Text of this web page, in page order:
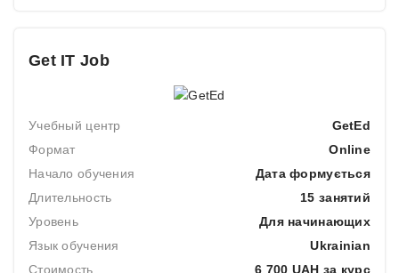
Get IT Job
Учебный центр
GetEd
Формат
Online
Начало обучения
Дата формується
Длительность
15 занятий
Уровень
Для начинающих
Язык обучения
Ukrainian
Стоимость
6 700 UAH за курс